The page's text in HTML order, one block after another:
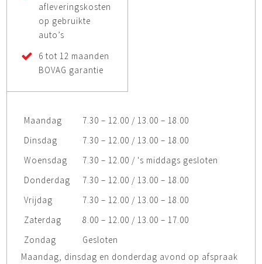
afleveringskosten
op gebruikte
auto’s
6 tot 12 maanden
BOVAG garantie
Maandag
7.30 – 12.00 / 13.00 – 18.00
Dinsdag
7.30 – 12.00 / 13.00 – 18.00
Woensdag
7.30 – 12.00 / 's middags gesloten
Donderdag
7.30 – 12.00 / 13.00 – 18.00
Vrijdag
7.30 – 12.00 / 13.00 – 18.00
Zaterdag
8.00 – 12.00 / 13.00 – 17.00
Zondag
Gesloten
Maandag, dinsdag en donderdag avond op afspraak